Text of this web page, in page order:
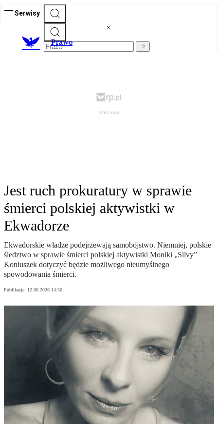
Serwisy
Prawo
Jest ruch prokuratury w sprawie
śmierci polskiej aktywistki w
Ekwadorze
Ekwadorskie władze podejrzewają samobójstwo. Niemniej, polskie
śledztwo w sprawie śmierci polskiej aktywistki Moniki „Silvy”
Koniuszek dotyczyć będzie możliwego nieumyślnego
spowodowania śmierci.
Publikacja: 12.06.2026 14:50